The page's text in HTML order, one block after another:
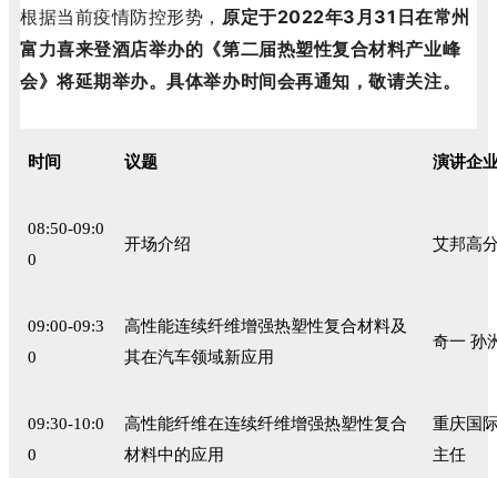
根据当前疫情防控形势， 原定于2022年3月31日在常州
富力喜来登酒店举办的《第二届热塑性复合材料产业峰
会》将延期举办。具体举办时间会再通知，敬请关注。
时间 议题 演讲企
08:50-09:0
0
开场介绍 艾邦高
09:00-09:3
0
高性能连续纤维增强热塑性复合材料及
其在汽车领域新应用
奇一 孙
09:30-10:0
0
高性能纤维在连续纤维增强热塑性复合
材料中的应用
重庆国
主任